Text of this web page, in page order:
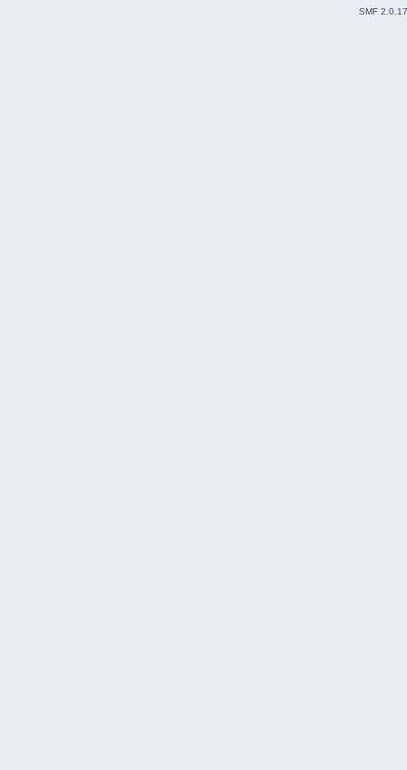
SMF 2.0.17